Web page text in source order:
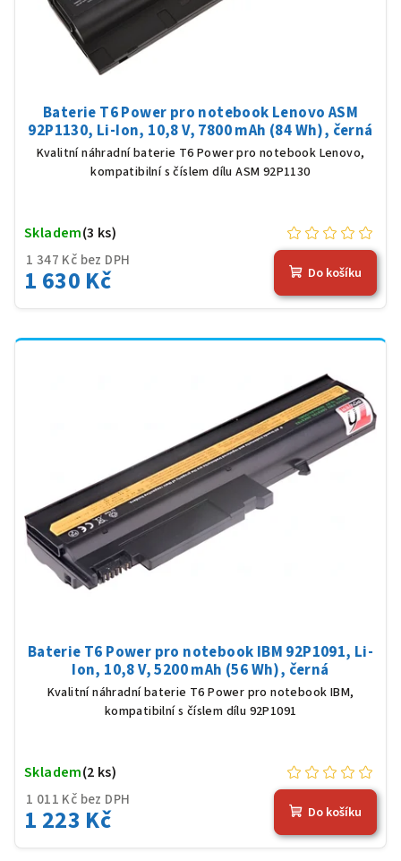
Baterie T6 Power pro notebook Lenovo ASM
92P1130, Li-Ion, 10,8 V, 7800 mAh (84 Wh), černá
Kvalitní náhradní baterie T6 Power pro notebook Lenovo,
kompatibilní s číslem dílu ASM 92P1130
1 347 Kč bez DPH
1 630 Kč
Skladem(3 ks)
Do košíku
Baterie T6 Power pro notebook IBM 92P1091, Li-
Ion, 10,8 V, 5200 mAh (56 Wh), černá
Kvalitní náhradní baterie T6 Power pro notebook IBM,
kompatibilní s číslem dílu 92P1091
1 011 Kč bez DPH
1 223 Kč
Skladem(2 ks)
Do košíku